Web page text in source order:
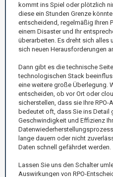
kommt ins Spiel oder plötzlich
diese ein Stunden Grenze
entscheidend, regelmäßig Ihren
einem Disaster und Ihr
überarbeiten. Es dreht sich alles
sich neuen Herausforderungen
Dann gibt es die technische
technologischen Stack
eine weitere große Überlegung.
entscheiden, ob vor Ort oder
sicherstellen, dass sie Ihre
bedeutet oft, dass Sie ins Detail
Geschwindigkeit und Effizienz
lange dauern oder nicht
Daten schnell gefährdet werden.
Lassen Sie uns den Schalter
Auswirkungen von RPO-